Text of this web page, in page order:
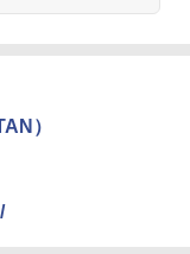
ォーズ
ましテレビで紹介》
幅200 2-3人用 43
ック搭載 携帯収納袋
策 自治体・教育機
ンプ・アウトドア・
緊急時用 日本国内発
）